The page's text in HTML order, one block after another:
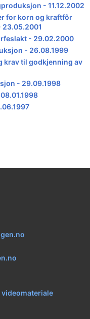
- 11.12.2002
for korn og kraftfôr
- 29.02.2000
- 26.08.1999
krav til godkjenning av
- 29.09.1998